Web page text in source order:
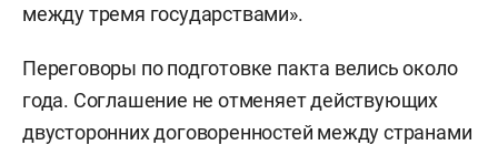
между тремя государствами».
Переговоры по подготовке пакта велись около
года. Соглашение не отменяет действующих
двусторонних договоренностей между странами